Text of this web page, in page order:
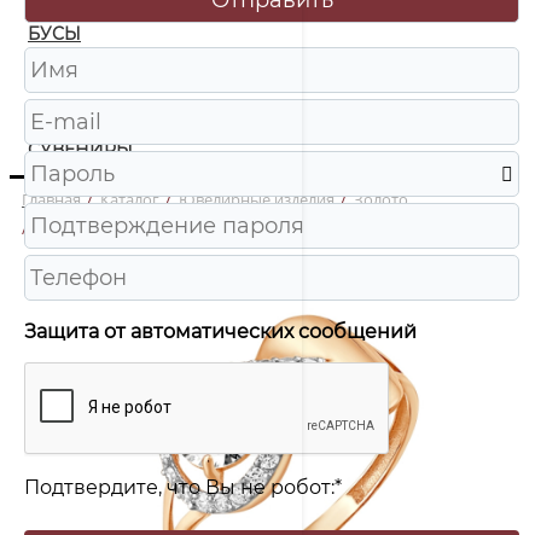
БУСЫ
ЧАСЫ
ШКАТУЛКИ
СУВЕНИРЫ
Главная / Каталог / Ювелирные изделия / Золото
/
012564 Кольцо Au 585
Защита от автоматических сообщений
Подтвердите, что Вы не робот:*